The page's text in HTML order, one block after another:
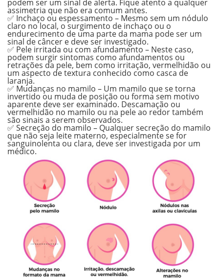
podem ser um sinal de alerta. Fique atento a qualquer
assimetria que não era comum antes.
✅ Inchaço ou espessamento – Mesmo sem um nódulo
claro no local, o surgimento de inchaço ou o
endurecimento de uma parte da mama pode ser um
sinal de câncer e deve ser investigado.
✅ Pele irritada ou com afundamento – Neste caso,
podem surgir sintomas como afundamentos ou
retrações da pele, bem como irritação, vermelhidão ou
um aspecto de textura conhecido como casca de
laranja.
✅ Mudanças no mamilo – Um mamilo que se torna
invertido ou muda de posição ou forma sem motivo
aparente deve ser examinado. Descamação ou
vermelhidão no mamilo ou na pele ao redor também
são sinais a serem observados.
✅ Secreção do mamilo – Qualquer secreção do mamilo
que não seja leite materno, especialmente se for
sanguinolenta ou clara, deve ser investigada por um
médico.